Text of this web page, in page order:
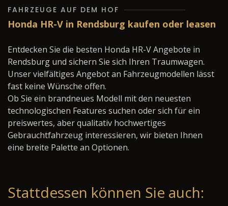
FAHRZEUGE AUF DEM HOF
Honda HR-V in Rendsburg kaufen oder leasen
Entdecken Sie die besten Honda HR-V Angebote in
Rendsburg und sichern Sie sich Ihren Traumwagen.
Unser vielfältiges Angebot an Fahrzeugmodellen lässt
fast keine Wünsche offen.
Ob Sie ein brandneues Modell mit den neuesten
technologischen Features suchen oder sich für ein
preiswertes, aber qualitativ hochwertiges
Gebrauchtfahrzeug interessieren, wir bieten Ihnen
eine breite Palette an Optionen.
Stattdessen können Sie auch: